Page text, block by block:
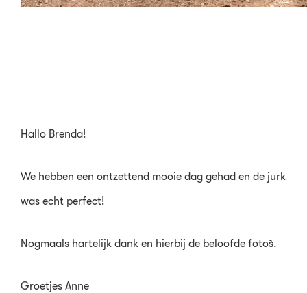
Hallo Brenda!
We hebben een ontzettend mooie dag gehad en de jurk
was echt perfect!
Nogmaals hartelijk dank en hierbij de beloofde foto`s.
Groetjes Anne